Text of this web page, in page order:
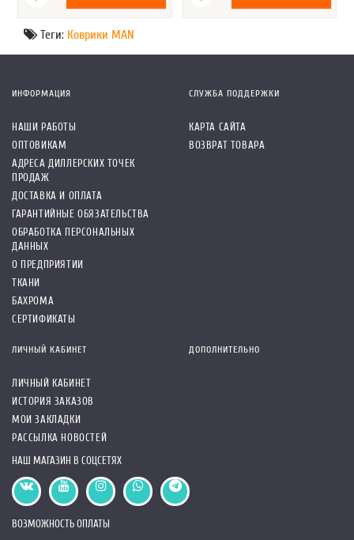
Теги: Коврики MAN
ИНФОРМАЦИЯ
НАШИ РАБОТЫ
ОПТОВИКАМ
АДРЕСА ДИЛЛЕРСКИХ ТОЧЕК
ПРОДАЖ
ДОСТАВКА И ОПЛАТА
ГАРАНТИЙНЫЕ ОБЯЗАТЕЛЬСТВА
ОБРАБОТКА ПЕРСОНАЛЬНЫХ
ДАННЫХ
О ПРЕДПРИЯТИИ
ТКАНИ
БАХРОМА
СЕРТИФИКАТЫ
СЛУЖБА ПОДДЕРЖКИ
КАРТА САЙТА
ВОЗВРАТ ТОВАРА
ЛИЧНЫЙ КАБИНЕТ
ЛИЧНЫЙ КАБИНЕТ
ИСТОРИЯ ЗАКАЗОВ
МОИ ЗАКЛАДКИ
РАССЫЛКА НОВОСТЕЙ
ДОПОЛНИТЕЛЬНО
НАШ МАГАЗИН В СОЦСЕТЯХ
ВОЗМОЖНОСТЬ ОПЛАТЫ